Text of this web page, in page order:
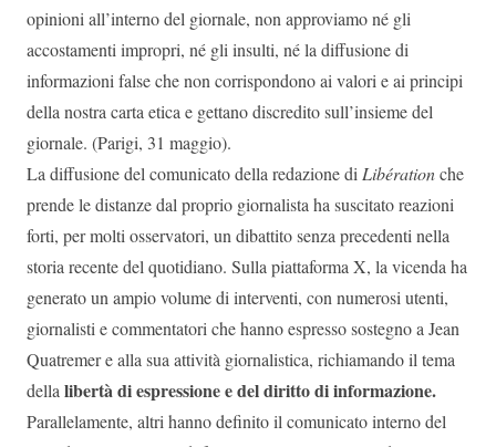
opinioni all’interno del giornale, non approviamo né gli
accostamenti impropri, né gli insulti, né la diffusione di
informazioni false che non corrispondono ai valori e ai principi
della nostra carta etica e gettano discredito sull’insieme del
giornale. (Parigi, 31 maggio).
La diffusione del comunicato della redazione di Libérationche
prende le distanze dal proprio giornalista ha suscitato reazioni
forti, per molti osservatori, un dibattito senza precedenti nella
storia recente del quotidiano. Sulla piattaforma X, la vicenda ha
generato un ampio volume di interventi, con numerosi utenti,
giornalisti e commentatori che hanno espresso sostegno a Jean
Quatremer e alla sua attività giornalistica, richiamando il tema
della libertà di espressione e del diritto di informazione.
Parallelamente, altri hanno definito il comunicato interno del